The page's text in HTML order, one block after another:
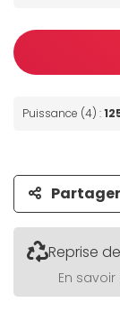
Puissance (4) :
Partager
Reprise
En savoir